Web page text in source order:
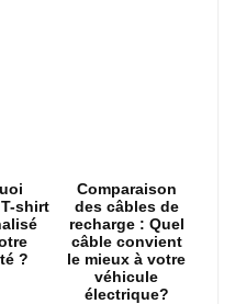
shirt
?
Comparaison
des câbles de
recharge : Quel
câble convient
le mieux à votre
véhicule
électrique?